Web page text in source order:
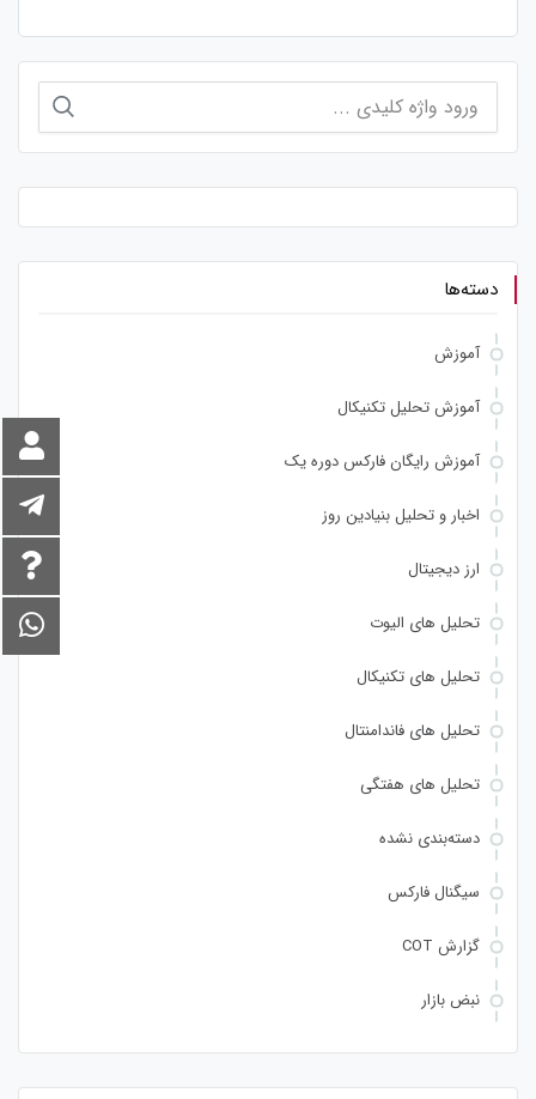
برای:
دسته‌ها
آموزش
آموزش تحلیل تکنیکال
آموزش رایگان فارکس دوره یک
اخبار و تحلیل بنیادین روز
ارز دیجیتال
تحلیل های الیوت
تحلیل های تکنیکال
تحلیل های فاندامنتال
تحلیل های هفتگی
دسته‌بندی نشده
سیگنال فارکس
گزارش COT
نبض بازار